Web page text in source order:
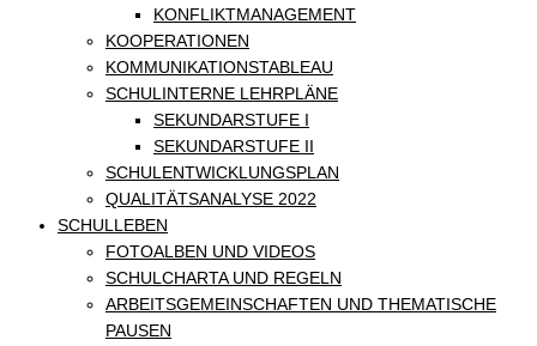
KONFLIKTMANAGEMENT
KOOPERATIONEN
KOMMUNIKATIONSTABLEAU
SCHULINTERNE LEHRPLÄNE
SEKUNDARSTUFE I
SEKUNDARSTUFE II
SCHULENTWICKLUNGSPLAN
QUALITÄTSANALYSE 2022
SCHULLEBEN
FOTOALBEN UND VIDEOS
SCHULCHARTA UND REGELN
ARBEITSGEMEINSCHAFTEN UND THEMATISCHE
PAUSEN